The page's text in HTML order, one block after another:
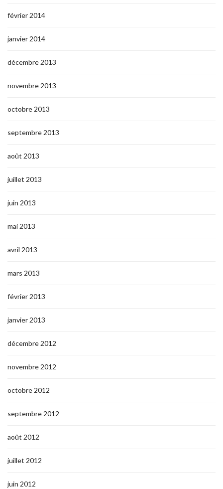
février 2014
janvier 2014
décembre 2013
novembre 2013
octobre 2013
septembre 2013
août 2013
juillet 2013
juin 2013
mai 2013
avril 2013
mars 2013
février 2013
janvier 2013
décembre 2012
novembre 2012
octobre 2012
septembre 2012
août 2012
juillet 2012
juin 2012